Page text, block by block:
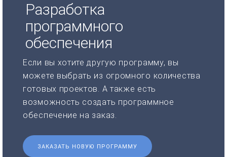
Разработка
программного
обеспечения
Если вы хотите другую программу, вы
можете выбрать из огромного количества
готовых проектов. А также есть
возможность создать программное
обеспечение на заказ.
ЗАКАЗАТЬ НОВУЮ ПРОГРАММУ